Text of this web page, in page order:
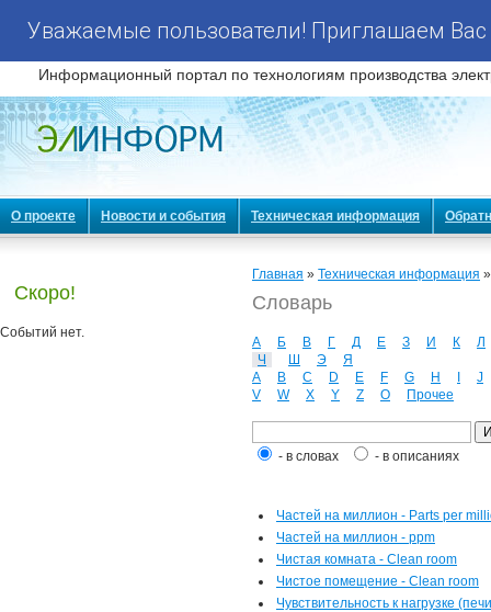
Уважаемые пользователи! Приглашаем
Информационный портал по технологиям производства
О проекте Новости и события Техническая информация
Скоро!
Событий нет.
Главная » Техническая информация
Словарь
А Б В Г Д Е З И К
Л
Ч
Ш Э
Я
A
B C D E F G H
J
V
W X Y Z О Прочее
- в словах - в описаниях
Частей на миллион - Parts per
Частей на миллион - ppm
Чистая комната - Clean room
Чистое помещение - Clean room
Чувствительность к нагрузке